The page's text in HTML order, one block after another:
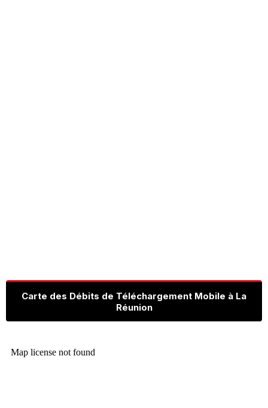
Carte des Débits de Téléchargement Mobile à La
Réunion